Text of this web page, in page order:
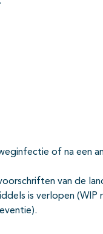
of na een
van de
is verlopen